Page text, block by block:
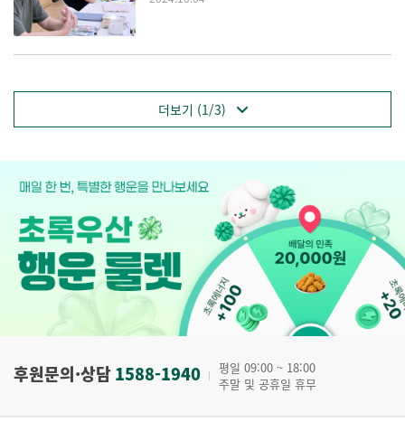
더보기 (1/3)
후원문의·상담1588-1940
평일 09:00 ~ 18:00
주말 및 공휴일 휴무